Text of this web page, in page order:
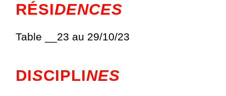
RÉSIDENCES
Table __23 au 29/10/23
DISCIPLINES